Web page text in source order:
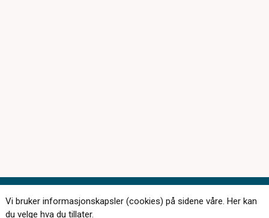
Vi bruker informasjonskapsler (cookies) på sidene våre. Her kan
du velge hva du tillater.